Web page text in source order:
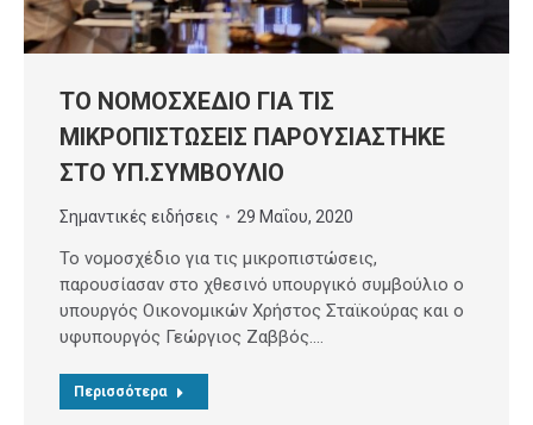
ΤΟ ΝΟΜΟΣΧΕΔΙΟ ΓΙΑ ΤΙΣ
ΜΙΚΡΟΠΙΣΤΩΣΕΙΣ ΠΑΡΟΥΣΙΑΣΤΗΚΕ
ΣΤΟ ΥΠ.ΣΥΜΒΟΥΛΙΟ
Σημαντικές ειδήσεις 29 Μαΐου, 2020
Το νομοσχέδιο για τις μικροπιστώσεις,
παρουσίασαν στο χθεσινό υπουργικό συμβούλιο ο
υπουργός Οικονομικών Χρήστος Σταϊκούρας και ο
υφυπουργός Γεώργιος Ζαββός.…
Περισσότερα